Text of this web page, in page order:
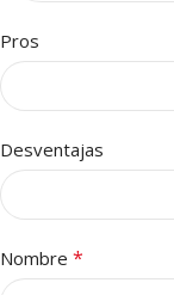
Pros
Desventajas
Nombre *